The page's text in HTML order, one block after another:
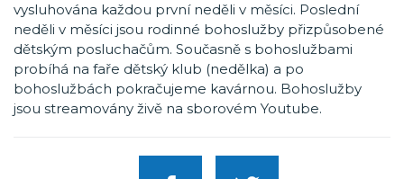
vysluhována každou první neděli v měsíci. Poslední
neděli v měsíci jsou rodinné bohoslužby přizpůsobené
dětským posluchačům. Současně s bohoslužbami
probíhá na faře dětský klub (nedělka) a po
bohoslužbách pokračujeme kavárnou. Bohoslužby
jsou streamovány živě na sborovém Youtube.